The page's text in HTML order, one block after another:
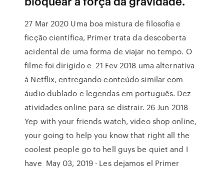
27 Mar 2020 Uma boa mistura de filosofia e
ficção científica, Primer trata da descoberta
acidental de uma forma de viajar no tempo. O
filme foi dirigido e 21 Fev 2018 uma alternativa
à Netflix, entregando conteúdo similar com
áudio dublado e legendas em português. Dez
atividades online para se distrair. 26 Jun 2018
Yep with your friends watch, video shop online,
your going to help you know that right all the
coolest people go to hell guys be quiet and I
have May 03, 2019 · Les dejamos el Primer